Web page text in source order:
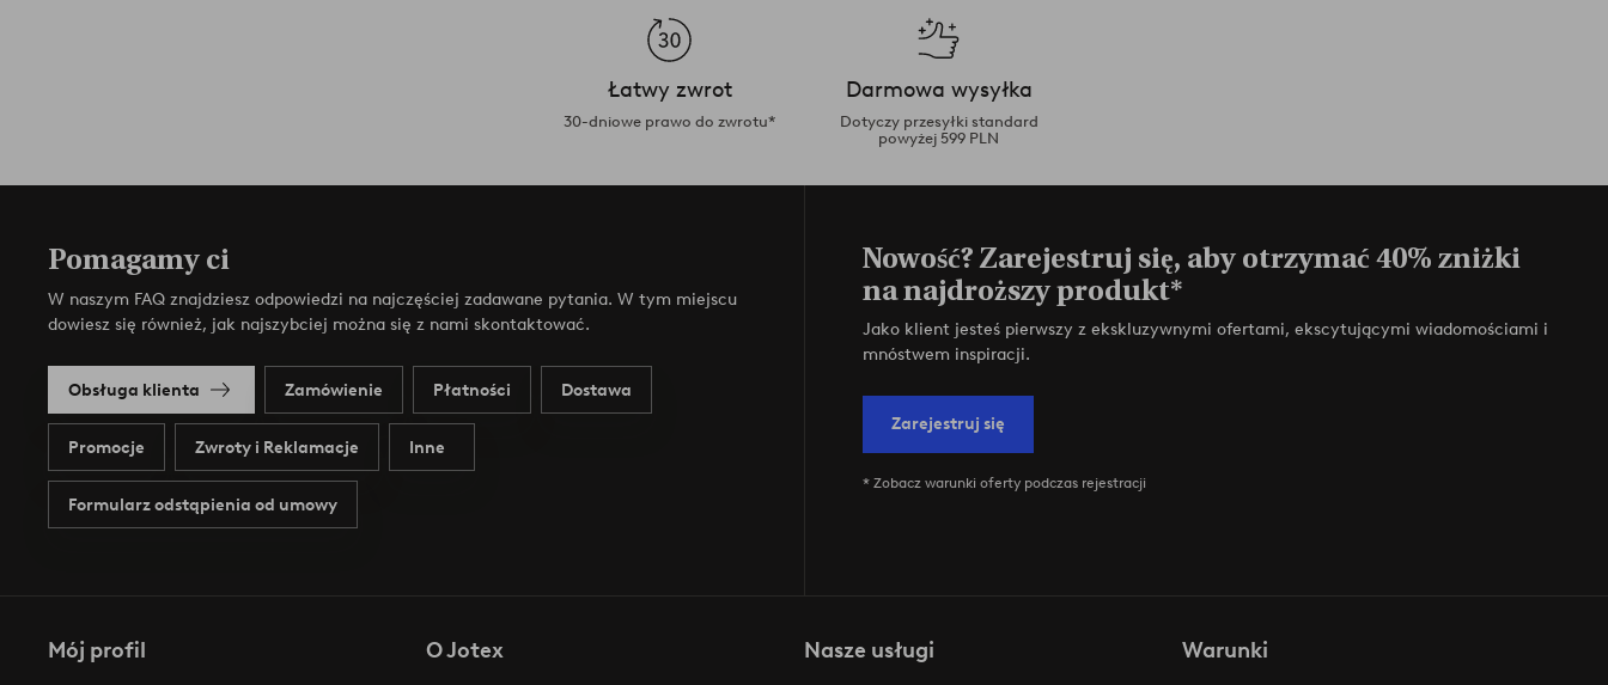
Łatwy zwrot
30-dniowe prawo do zwrotu*
Darmowa wysyłka
Dotyczy przesyłki standard
powyżej 599 PLN
Pomagamy ci
W naszym FAQ znajdziesz odpowiedzi na najczęściej zadawane pytania. W tym miejscu
dowiesz się również, jak najszybciej można się z nami skontaktować.
Obsługa klienta Zamówienie Płatności Dostawa
Promocje Zwroty i Reklamacje Inne
Formularz odstąpienia od umowy
Nowość? Zarejestruj się, aby otrzymać 40% zniżki
na najdroższy produkt*
Jako klient jesteś pierwszy z ekskluzywnymi ofertami, ekscytującymi wiadomościami i
mnóstwem inspiracji.
Zarejestruj się
* Zobacz warunki oferty podczas rejestracji
Mój profil O Jotex Nasze usługi Warunki